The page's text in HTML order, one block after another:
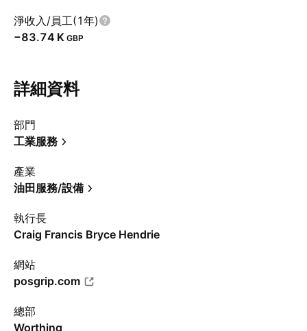
淨收入/員工(1年)
‪−83.74 K‬ GBP
詳細資料
部門
工業服務
產業
油田服務/設備
執行長
Craig Francis Bryce Hendrie
網站
posgrip.com
總部
Worthing